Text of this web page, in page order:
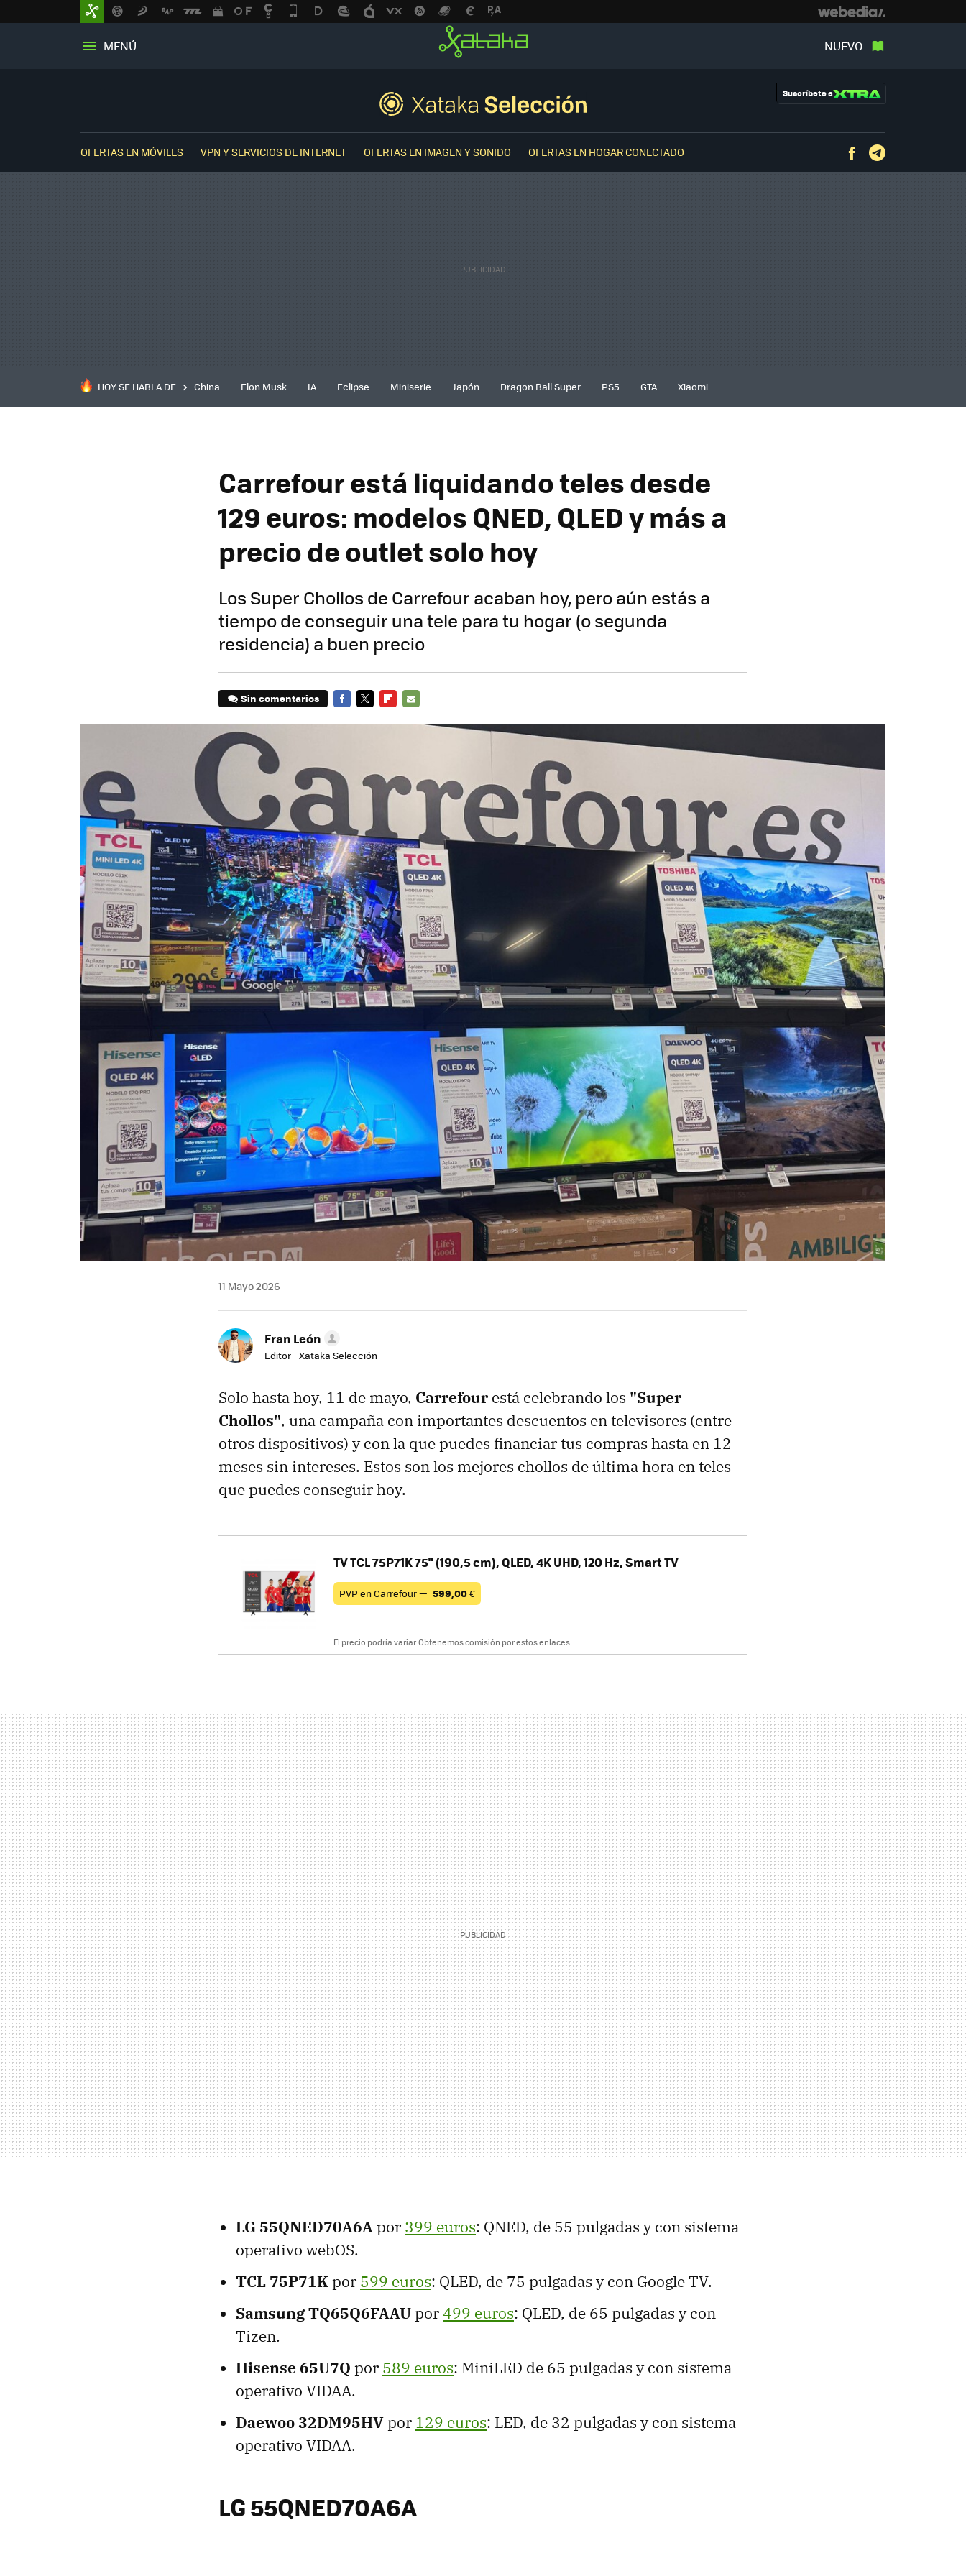
MENÚ NUEVO
Suscríbete a
OFERTAS EN MÓVILES VPN Y SERVICIOS DE INTERNET OFERTAS EN IMAGEN Y SONIDO OFERTAS EN HOGAR CONECTADO Facebook
HOY SE HABLA DE China Elon Musk IA Eclipse Miniserie Japón Dragon Ball Super PS5 GTA Xiaomi
Carrefour está liquidando teles desde
129 euros: modelos QNED, QLED y más a
precio de outlet solo hoy
Los Super Chollos de Carrefour acaban hoy, pero aún estás a
tiempo de conseguir una tele para tu hogar (o segunda
residencia) a buen precio
Sin comentarios
11 Mayo 2026
Fran León
Editor - Xataka Selección
Solo hasta hoy, 11 de mayo, Carrefour está celebrando los "Super
Chollos", una campaña con importantes descuentos en televisores (entre
otros dispositivos) y con la que puedes financiar tus compras hasta en 12
meses sin intereses. Estos son los mejores chollos de última hora en teles
que puedes conseguir hoy.
TV TCL 75P71K 75" (190,5 cm), QLED, 4K UHD, 120 Hz, Smart TV
PVP en Carrefour — 599,00€
El precio podría variar. Obtenemos comisión por estos enlaces
LG 55QNED70A6Apor 399 euros: QNED, de 55 pulgadas y con sistema
operativo webOS.
TCL 75P71Kpor 599 euros: QLED, de 75 pulgadas y con Google TV.
Samsung TQ65Q6FAAUpor499 euros: QLED, de 65 pulgadas y con
Tizen.
Hisense 65U7Q por 589 euros: MiniLED de 65 pulgadas y con sistema
operativo VIDAA.
Daewoo 32DM95HVpor 129 euros: LED, de 32 pulgadas y con sistema
operativo VIDAA.
LG 55QNED70A6A